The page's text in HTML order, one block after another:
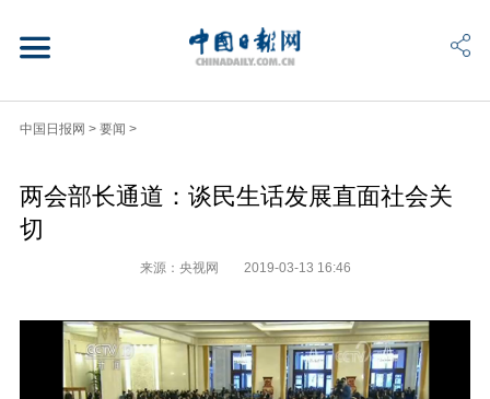
中国日报网 > 要闻 >
两会部长通道：谈民生话发展直面社会关
切
来源：央视网 2019-03-13 16:46